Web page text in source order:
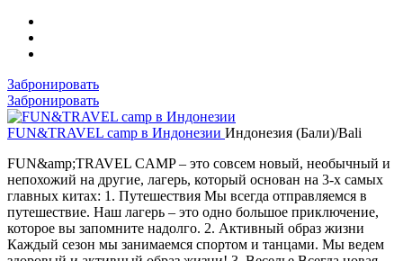
Забронировать
Забронировать
FUN&TRAVEL camp в Индонезии Индонезия (Бали)/Bali
FUN&amp;TRAVEL CAMP – это совсем новый, необычный и
непохожий на другие, лагерь, который основан на 3-х самых
главных китах: 1. Путешествия Мы всегда отправляемся в
путешествие. Наш лагерь – это одно большое приключение,
которое вы запомните надолго. 2. Активный образ жизни
Каждый сезон мы занимаемся спортом и танцами. Мы ведем